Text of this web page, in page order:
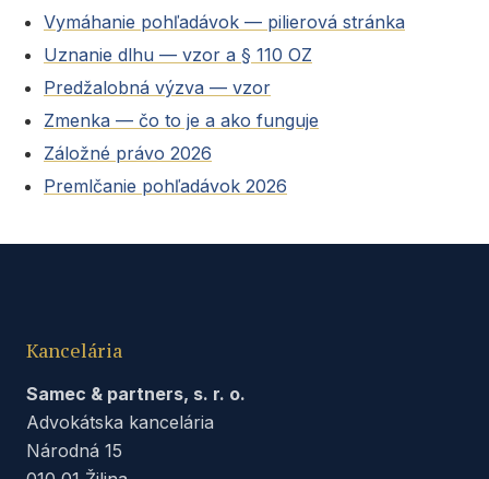
Vymáhanie pohľadávok — pilierová stránka
Uznanie dlhu — vzor a § 110 OZ
Predžalobná výzva — vzor
Zmenka — čo to je a ako funguje
Záložné právo 2026
Premlčanie pohľadávok 2026
Kancelária
Samec & partners, s. r. o.
Advokátska kancelária
Národná 15